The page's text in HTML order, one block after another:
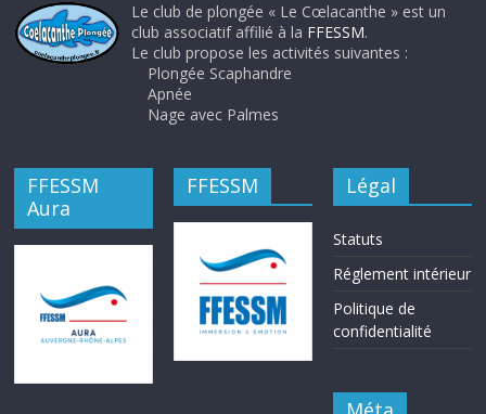
Le club de plongée « Le Cœlacanthe » est un
club associatif affilié à la FFESSM.
Le club propose les activités suivantes :
Plongée Scaphandre
Apnée
Nage avec Palmes
FFESSM
Aura
FFESSM Légal
Statuts
Réglement intérieur
Politique de
confidentialité